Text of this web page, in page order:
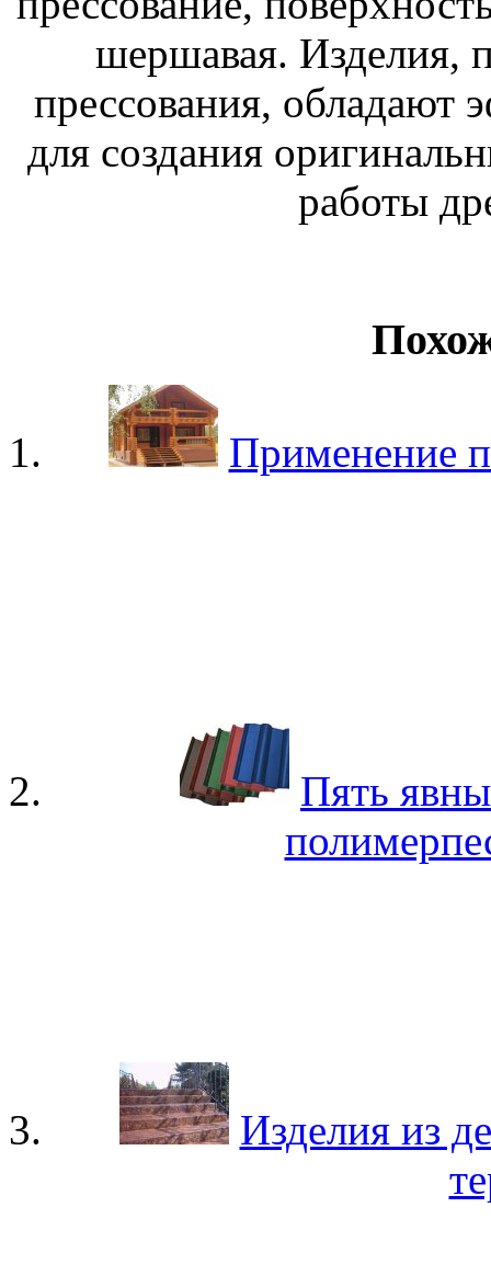
шершавая. Изделия,
прессования, обладают
для создания
работы
Применение
Пять
Изделия из